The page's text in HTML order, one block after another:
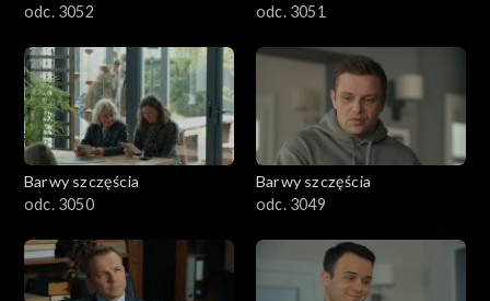
odc. 3052
odc. 3051
Barwy szczęścia
odc. 3050
Barwy szczęścia
odc. 3049